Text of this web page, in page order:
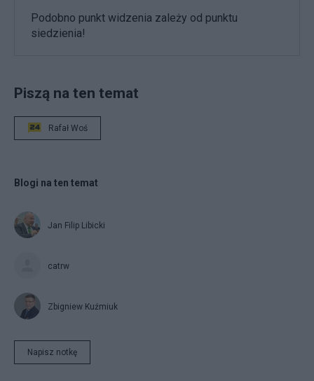
Podobno punkt widzenia zależy od punktu
siedzienia!
Piszą na ten temat
Rafał Woś
Blogi na ten temat
Jan Filip Libicki
catrw
Zbigniew Kuźmiuk
Napisz notkę